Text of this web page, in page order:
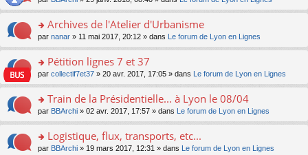
e
nt
s
c
e
nt
lu
le
pl
u
c
e
nt
e
n
n
le
pl
u
ré
c
e
nt
a
g
e
n
n
le
pl
u
ré
c
er
le
m
e
a
g
e
n
n
le
pl
n
ult
er
le
m
e
a
g
e
n
o
n
ult
er
le
m
e
a
g
Archives de l'Atelier d'Urbanisme
par nanar » 11 mai 2017, 20:12 » dans Le forum de Lyon en Lignes
o
n
ult
er
le
m
e
Pétition lignes 7 et 37
par collectif7et37 » 20 avr. 2017, 17:05 » dans Le forum de Lyon en Lignes
o
n
ult
er
Train de la Présidentielle... à Lyon le 08/04
par BBArchi » 02 avr. 2017, 17:57 » dans Le forum de Lyon en Lignes
o
Logistique, flux, transports, etc...
par BBArchi » 19 mars 2017, 12:31 » dans Le forum de Lyon en Lignes